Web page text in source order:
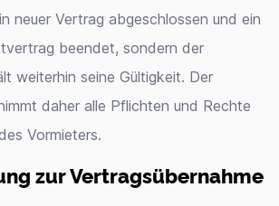
neuer Vertrag abgeschlossen und ein
beendet, sondern der
weiterhin seine Gültigkeit. Der
daher alle Pflichten und Rechte
Vormieters.
zur Vertragsübernahme